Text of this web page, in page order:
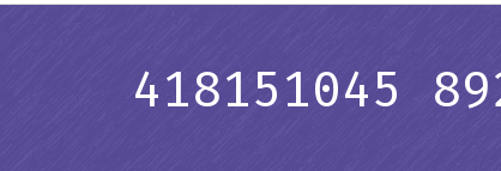
418151045